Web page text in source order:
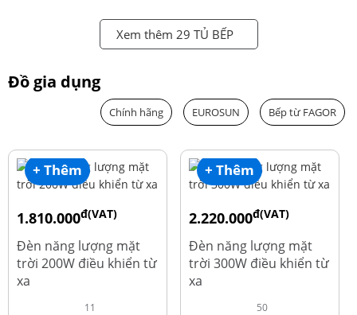
Xem thêm 29 TỦ BẾP
Đồ gia dụng
Chính hãng EUROSUN Bếp từ FAGOR
+ Thêm
1.810.000đ(VAT)
1.960.000
Đèn năng lượng mặt
trời 200W điều khiển từ
xa
11
+ Thêm
2.220.000đ(VAT)
2.390.000
Đèn năng lượng mặt
trời 300W điều khiển từ
xa
50